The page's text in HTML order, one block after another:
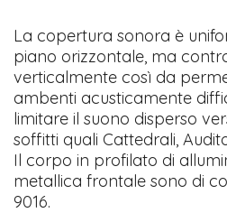
La copertura sonora è
piano orizzontale, ma
verticalmente così da
ambenti acusticamente
limitare il suono disperso
soffitti quali Cattedrali,
Il corpo in profilato di
metallica frontale sono di
9016.